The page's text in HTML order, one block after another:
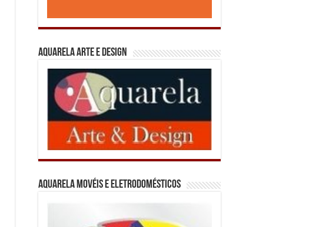
Aquarela Arte e Design
Aquarela Movéis e Eletrodomésticos